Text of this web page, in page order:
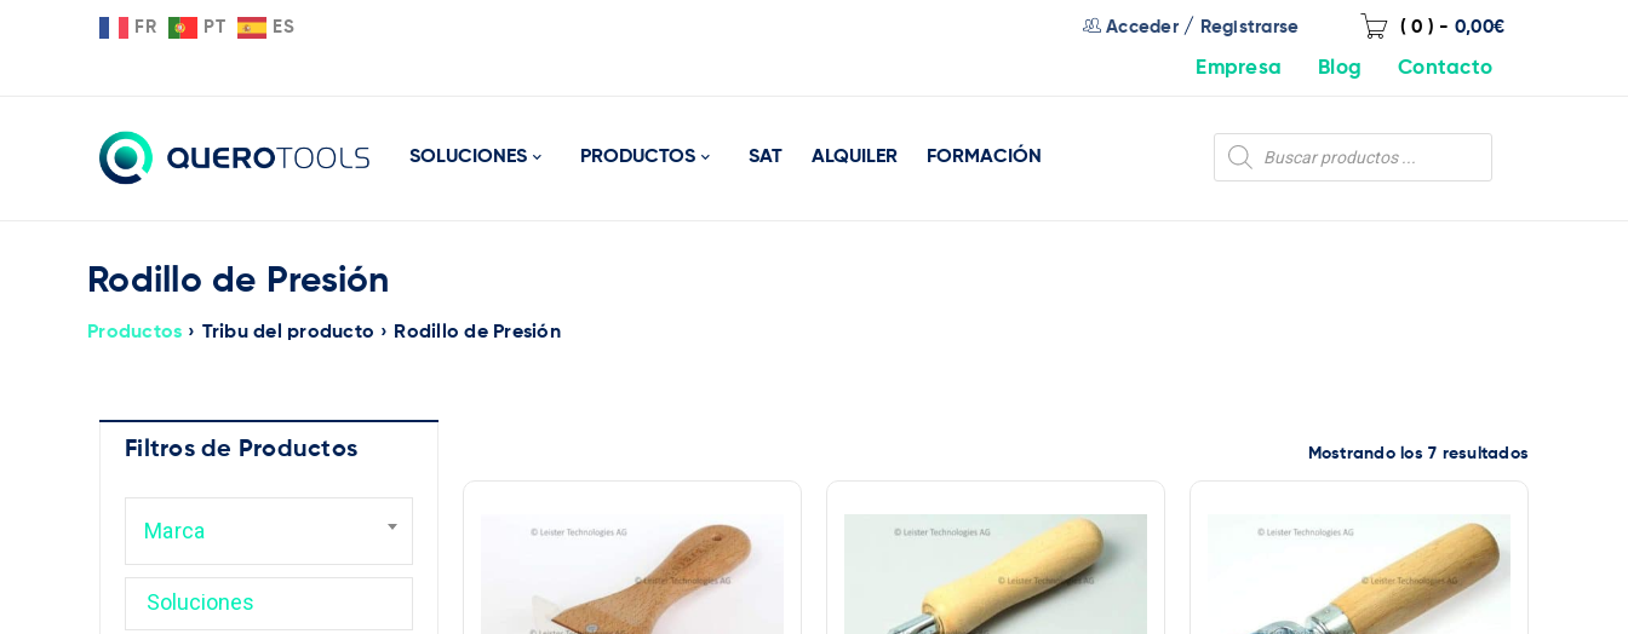
FR PT ES ( 0 ) - 0,00€
Acceder/ Registrarse
Empresa Blog Contacto
SOLUCIONES PRODUCTOS SAT ALQUILER FORMACIÓN
Rodillo de Presión
Productos › Tribu del producto › Rodillo de Presión
Filtros de Productos
Marca
Mostrando los 7 resultados